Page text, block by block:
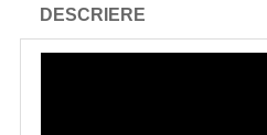
DESCRIERE